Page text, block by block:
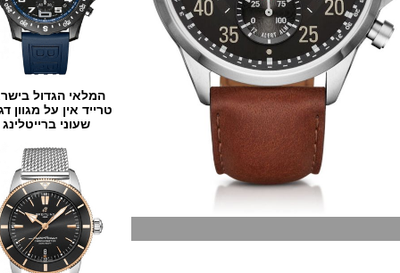
המלאי הגדול בישראל
טרייד אין על מגוון דגמים
שעוני ברייטלינג